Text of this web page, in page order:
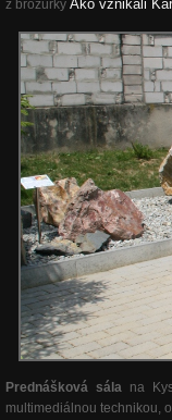
z brožúrky Ako vznikali
Prednášková sála na
multimediálnou technikou,